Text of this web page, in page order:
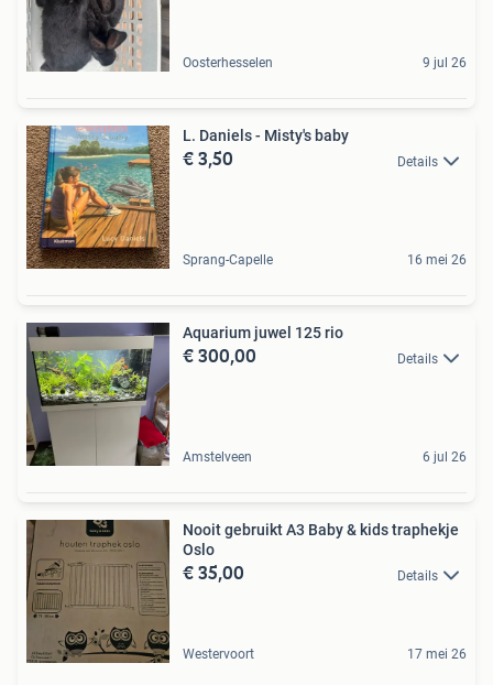
Oosterhesselen 9 jul 26
L. Daniels - Misty's baby
€ 3,50 Details
Sprang-Capelle 16 mei 26
Aquarium juwel 125 rio
€ 300,00 Details
Amstelveen 6 jul 26
Nooit gebruikt A3 Baby & kids traphekje
Oslo
€ 35,00 Details
Westervoort 17 mei 26